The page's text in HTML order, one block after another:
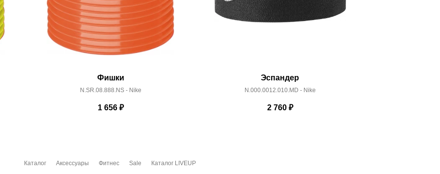
Фишки
N.SR.08.888.NS - Nike
1 656₽
Эспандер
N.000.0012.010.MD - Nike
2 760₽
Каталог Аксессуары Фитнес Sale Каталог LIVEUP